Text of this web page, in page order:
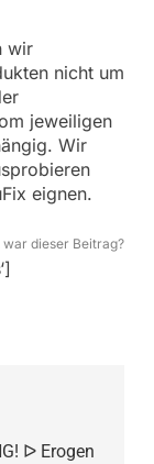
wir
nicht um
jeweiligen
Wir
eignen.
dieser Beitrag?
ᐅ Erogen